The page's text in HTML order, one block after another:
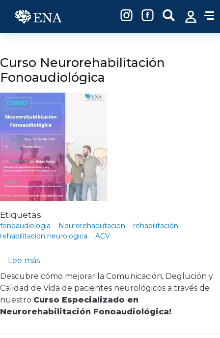
Curso Neurorehabilitación
Fonoaudiológica
Etiquetas
fonoaudiologia Neurorehabilitacion
rehabilitación
rehabilitacion neurologica
ACV
Lee mássobre Curso Neurorehabilitación
Descubre cómo mejorar la Comunicación, Deglución y
Calidad de Vida de pacientes neurológicos a través de
nuestro Curso Especializado en
Neurorehabilitación Fonoaudiológica!